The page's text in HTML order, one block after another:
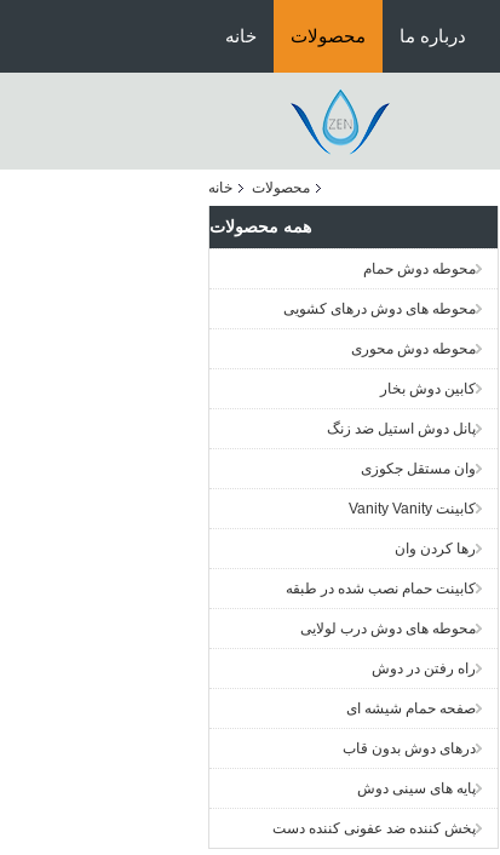
خانه محصولات درباره ما
خانه محصولات
همه محصولات
محوطه دوش حمام
محوطه های دوش درهای کشویی
محوطه دوش محوری
کابین دوش بخار
پانل دوش استیل ضد زنگ
وان مستقل جکوزی
کابینت Vanity Vanity
رها کردن وان
کابینت حمام نصب شده در طبقه
محوطه های دوش درب لولایی
راه رفتن در دوش
صفحه حمام شیشه ای
درهای دوش بدون قاب
پایه های سینی دوش
پخش کننده ضد عفونی کننده دست